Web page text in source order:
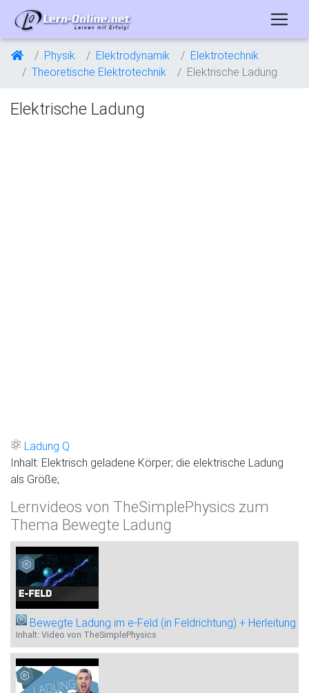
Physik Elektrodynamik
Elektrotechnik
Theoretische Elektrotechnik
Elektrische Ladung
Elektrische Ladung
Ladung Q
Inhalt: Elektrisch geladene Körper; die elektrische Ladung
als Größe;
Lernvideos von TheSimplePhysics zum
Thema Bewegte Ladung
Bewegte Ladung im e-Feld (in Feldrichtung) + Herleitung
Inhalt: Video von TheSimplePhysics